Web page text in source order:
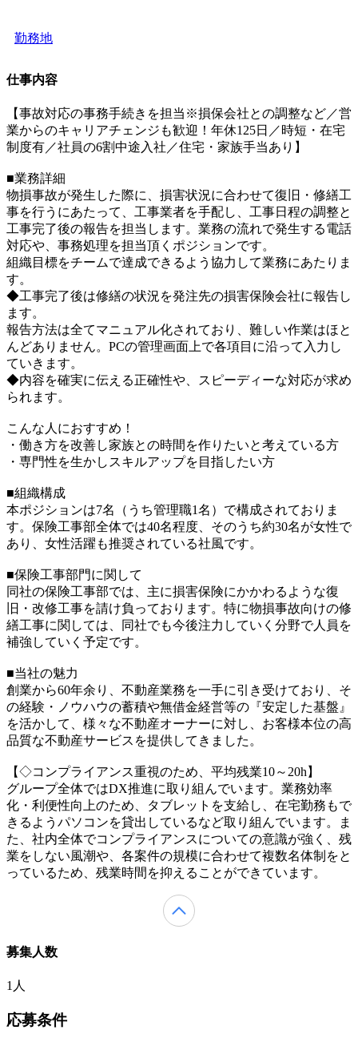
勤務地
仕事内容
【事故対応の事務手続きを担当※損保会社との調整など／営
業からのキャリアチェンジも歓迎！年休125日／時短・在宅
制度有／社員の6割中途入社／住宅・家族手当あり】
■業務詳細
物損事故が発生した際に、損害状況に合わせて復旧・修繕工
事を行うにあたって、工事業者を手配し、工事日程の調整と
工事完了後の報告を担当します。業務の流れで発生する電話
対応や、事務処理を担当頂くポジションです。
組織目標をチームで達成できるよう協力して業務にあたりま
す。
◆工事完了後は修繕の状況を発注先の損害保険会社に報告し
ます。
報告方法は全てマニュアル化されており、難しい作業はほと
んどありません。PCの管理画面上で各項目に沿って入力し
ていきます。
◆内容を確実に伝える正確性や、スピーディーな対応が求め
られます。
こんな人におすすめ！
・働き方を改善し家族との時間を作りたいと考えている方
・専門性を生かしスキルアップを目指したい方
■組織構成
本ポジションは7名（うち管理職1名）で構成されておりま
す。保険工事部全体では40名程度、そのうち約30名が女性で
あり、女性活躍も推奨されている社風です。
■保険工事部門に関して
同社の保険工事部では、主に損害保険にかかわるような復
旧・改修工事を請け負っております。特に物損事故向けの修
繕工事に関しては、同社でも今後注力していく分野で人員を
補強していく予定です。
■当社の魅力
創業から60年余り、不動産業務を一手に引き受けており、そ
の経験・ノウハウの蓄積や無借金経営等の『安定した基盤』
を活かして、様々な不動産オーナーに対し、お客様本位の高
品質な不動産サービスを提供してきました。
【◇コンプライアンス重視のため、平均残業10～20h】
グループ全体ではDX推進に取り組んでいます。業務効率
化・利便性向上のため、タブレットを支給し、在宅勤務もで
きるようパソコンを貸出しているなど取り組んでいます。ま
た、社内全体でコンプライアンスについての意識が強く、残
業をしない風潮や、各案件の規模に合わせて複数名体制をと
っているため、残業時間を抑えることができています。
募集人数
1人
応募条件